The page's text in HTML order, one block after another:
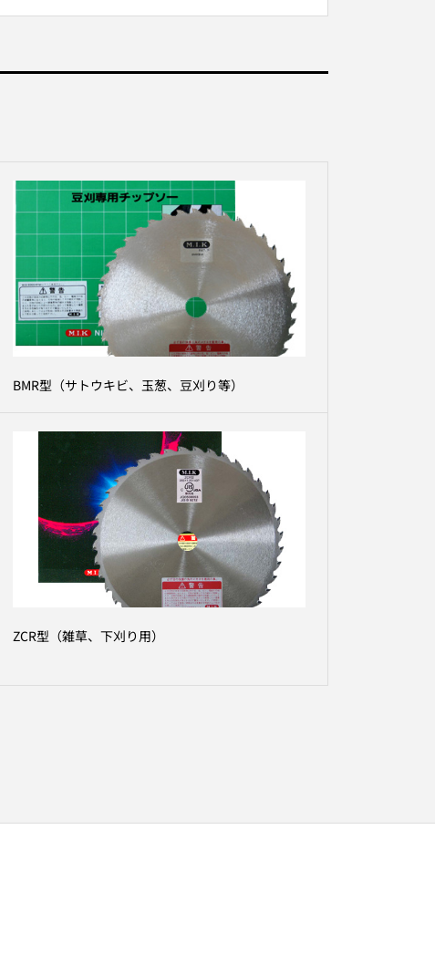
BMR型（サトウキビ、玉葱、豆刈り等）
ZCR型（雑草、下刈り用）